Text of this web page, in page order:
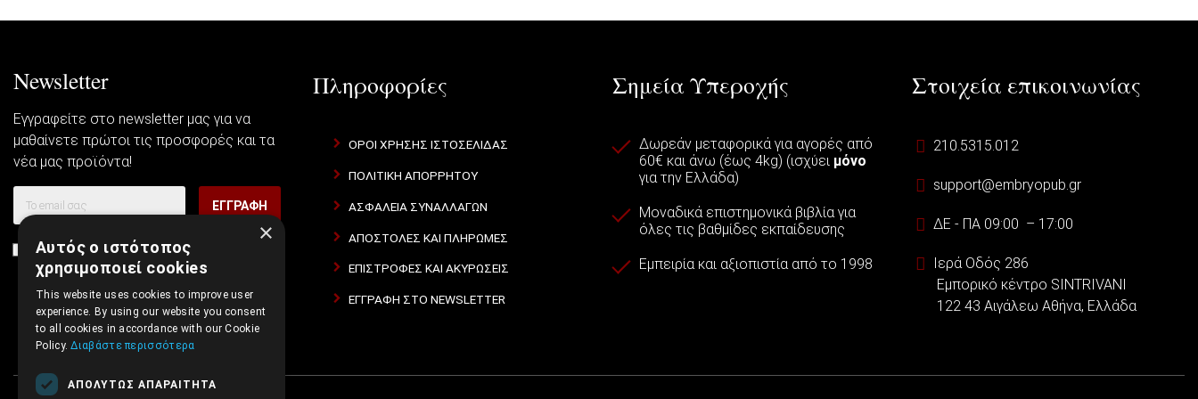
Newsletter
Εγγραφείτε στο newsletter μας για να
μαθαίνετε πρώτοι τις προσφορές και τα
νέα μας προϊόντα!
ΕΓΓΡΑΦΗ
Συμφωνώ με τουςΌροι Χρήσης Ιστοσελίδας
Πολιτική Απορρήτου
Πληροφορίες
ΟΡΟΙ ΧΡΗΣΗΣ ΙΣΤΟΣΕΛΙΔΑΣ
ΠΟΛΙΤΙΚΗ ΑΠΟΡΡΗΤΟΥ
ΑΣΦΑΛΕΙΑ ΣΥΝΑΛΛΑΓΩΝ
ΑΠΟΣΤΟΛΕΣ ΚΑΙ ΠΛΗΡΩΜΕΣ
ΕΠΙΣΤΡΟΦΕΣ ΚΑΙ ΑΚΥΡΩΣΕΙΣ
ΕΓΓΡΑΦΗ ΣΤΟ NEWSLETTER
Σημεία Υπεροχής
Δωρεάν μεταφορικά για αγορές από
60€ και άνω (έως 4kg) (ισχύει μόνο
για την Ελλάδα)
Μοναδικά επιστημονικά βιβλία για
όλες τις βαθμίδες εκπαίδευσης
Εμπειρία και αξιοπιστία από το 1998
Στοιχεία επικοινωνίας
210.5315.012
support@embryopub.gr
ΔΕ - ΠΑ 09:00 – 17:00
Ιερά Οδός 286
Εμπορικό κέντρο SINTRIVANI
122 43 Αιγάλεω Αθήνα, Ελλάδα
×
Αυτός ο ιστότοπος
χρησιμοποιεί cookies
This website uses cookies to improve user
experience. By using our website you consent
to all cookies in accordance with our Cookie
Policy.Διαβάστε περισσότερα
ΑΠΟΛΎΤΩΣ ΑΠΑΡΑΊΤΗΤΑ